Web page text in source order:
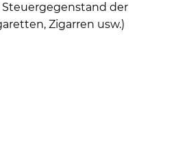
Steuergegenstand der
Zigarren usw.)